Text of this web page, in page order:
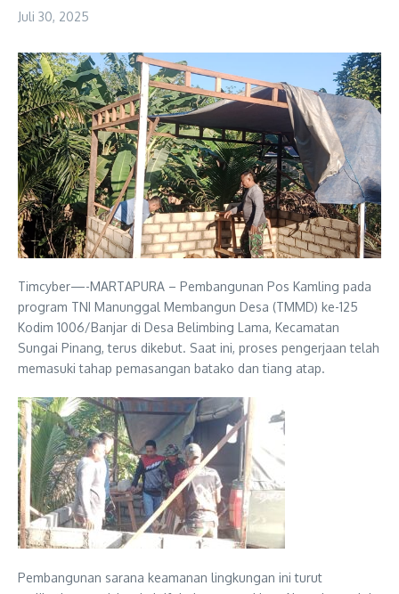
Juli 30, 2025
Timcyber—-MARTAPURA – Pembangunan Pos Kamling pada
program TNI Manunggal Membangun Desa (TMMD) ke-125
Kodim 1006/Banjar di Desa Belimbing Lama, Kecamatan
Sungai Pinang, terus dikebut. Saat ini, proses pengerjaan telah
memasuki tahap pemasangan batako dan tiang atap.
Pembangunan sarana keamanan lingkungan ini turut